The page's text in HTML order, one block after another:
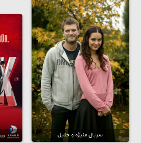
سریال منیژه و خلیل